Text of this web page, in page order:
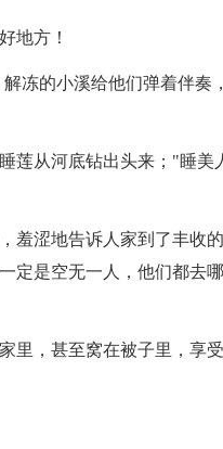
地方！
冻的小溪给他们弹着伴奏
从河底钻出头来；"睡美
涩地告诉人家到了丰收的
定是空无一人，他们都去
，甚至窝在被子里，享